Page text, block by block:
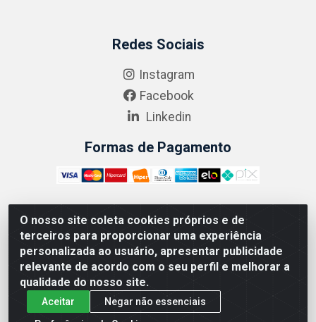
O nosso site coleta cookies próprios e de
terceiros para proporcionar uma experiência
personalizada ao usuário, apresentar publicidade
relevante de acordo com o seu perfil e melhorar a
qualidade do nosso site.
Aceitar
Negar não essenciais
Redes Sociais
Instagram
Facebook
Linkedin
Formas de Pagamento
ABRASEG COMÉRCIO ATACADISTA LTDA - CNPJ:
10.894.768/0001-00 - Avenida Lobo Júnior, 1045 -
Penha Circular - Rio de Janeiro - RJ - CEP 21020-124